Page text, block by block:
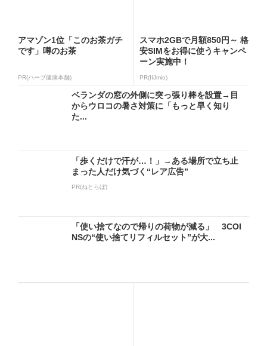
アマゾン1位「このお茶ガチ
です」噂のお茶
PR(ハーブ健康本舗)
スマホ2GBで月額850円～ 格
安SIMをお得に使うキャンペ
ーン実施中！
PR(IIJmio)
ベランダの窓の外側に突っ張り棒を設置→目
からウロコの暑さ対策に「もっと早く知り
た...
「歩くだけで汗が…！」→ある場所で立ち止
まった人だけ気づく“レア広告”
PR(ねとらぼ)
「使い捨てなので帰りの荷物が減る」 3COI
NSの“使い捨てリフィルセット”が大...